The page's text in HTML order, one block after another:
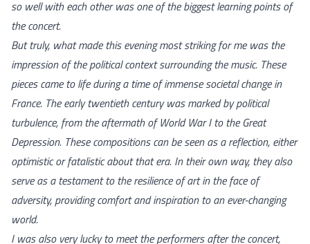
so well with each other was one of the biggest learning points of
the concert.
But truly, what made this evening most striking for me was the
impression of the political context surrounding the music. These
pieces came to life during a time of immense societal change in
France. The early twentieth century was marked by political
turbulence, from the aftermath of World War I to the Great
Depression. These compositions can be seen as a reflection, either
optimistic or fatalistic about that era. In their own way, they also
serve as a testament to the resilience of art in the face of
adversity, providing comfort and inspiration to an ever-changing
world.
I was also very lucky to meet the performers after the concert,